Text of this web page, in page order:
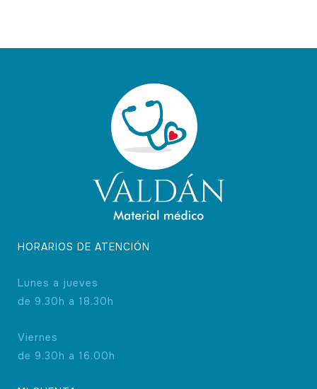
HORARIOS DE ATENCIÓN
Lunes a jueves
de 9.30h a 18.30h
Viernes
de 9.30h a 16.00h